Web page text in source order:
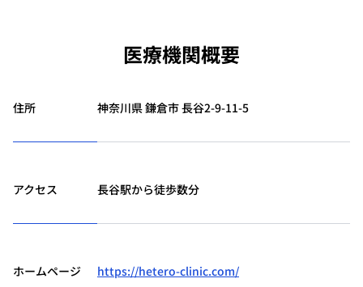
医療機関概要
住所 神奈川県 鎌倉市 長谷2-9-11-5
アクセス 長谷駅から徒歩数分
ホームページ https://hetero-clinic.com/